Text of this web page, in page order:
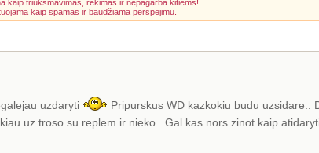
kaip triukšmavimas, rėkimas ir nepagarba kitiems!
kaip spamas ir baudžiama perspėjimu.
uzdaryti
Pripurskus WD kazkokiu budu uzsidare..
uz troso su replem ir nieko.. Gal kas nors zinot kaip